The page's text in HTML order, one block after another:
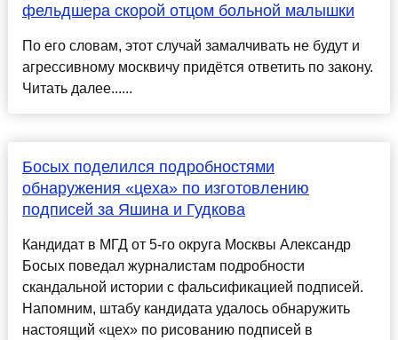
фельдшера скорой отцом больной малышки
По его словам, этот случай замалчивать не будут и
агрессивному москвичу придётся ответить по закону.
Читать далее......
Босых поделился подробностями
обнаружения «цеха» по изготовлению
подписей за Яшина и Гудкова
Кандидат в МГД от 5-го округа Москвы Александр
Босых поведал журналистам подробности
скандальной истории с фальсификацией подписей.
Напомним, штабу кандидата удалось обнаружить
настоящий «цех» по рисованию подписей в